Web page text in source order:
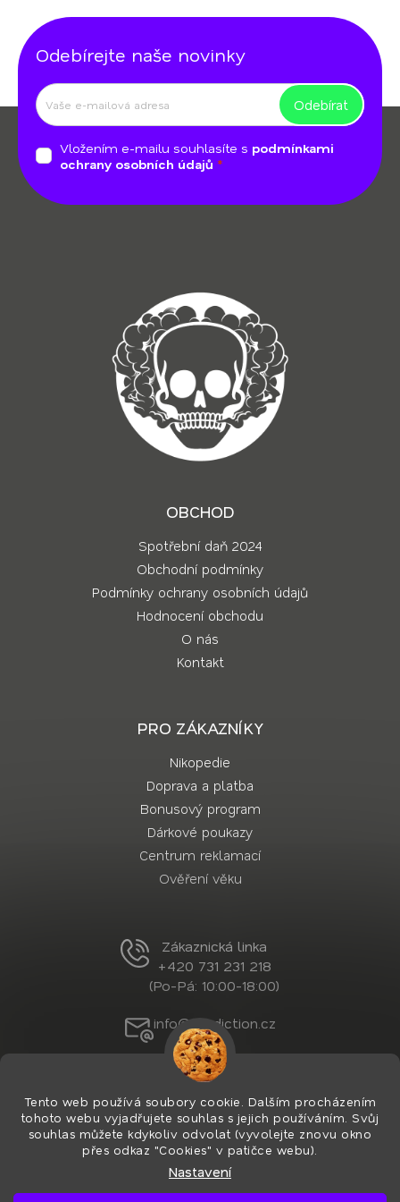
Tento web používá soubory cookie. Dalším procházením
tohoto webu vyjadřujete souhlas s jejich používáním. Svůj
souhlas můžete kdykoliv odvolat (vyvolejte znovu okno
přes odkaz "Cookies" v patičce webu).
Nastavení
v
p
Odebírejte naše novinky
Vložením e-mailu souhlasíte s podmínkami
ochrany osobních údajů
Odebírat
OBCHOD
Spotřební daň 2024
Obchodní podmínky
Podmínky ochrany osobních údajů
Hodnocení obchodu
O nás
Kontakt
PRO ZÁKAZNÍKY
Nikopedie
Doprava a platba
Bonusový program
Dárkové poukazy
Centrum reklamací
Ověření věku
Zákaznická linka
+420 731 231 218
(Po-Pá: 10:00-18:00)
info@nordiction.cz
Vytvořil Shoptet Premium
Copyright 2026Nordiction.cz. Všechna práva